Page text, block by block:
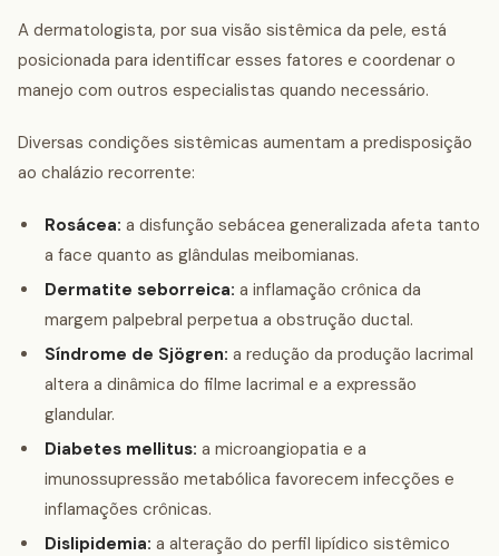
A dermatologista, por sua visão sistêmica da pele, está
posicionada para identificar esses fatores e coordenar o
manejo com outros especialistas quando necessário.
Diversas condições sistêmicas aumentam a predisposição
ao chalázio recorrente:
Rosácea: a disfunção sebácea generalizada afeta tanto
a face quanto as glândulas meibomianas.
Dermatite seborreica: a inflamação crônica da
margem palpebral perpetua a obstrução ductal.
Síndrome de Sjögren: a redução da produção lacrimal
altera a dinâmica do filme lacrimal e a expressão
glandular.
Diabetes mellitus: a microangiopatia e a
imunossupressão metabólica favorecem infecções e
inflamações crônicas.
Dislipidemia: a alteração do perfil lipídico sistêmico